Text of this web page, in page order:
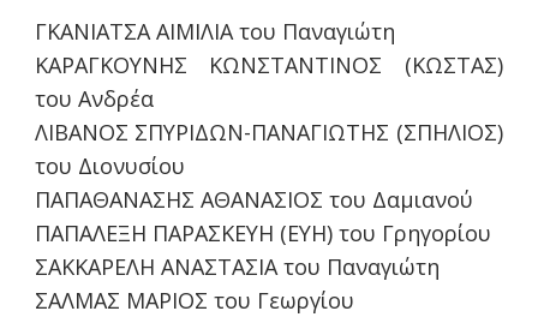
ΓΚΑΝΙΑΤΣΑ ΑΙΜΙΛΙΑ του Παναγιώτη
ΚΑΡΑΓΚΟΥΝΗΣ ΚΩΝΣΤΑΝΤΙΝΟΣ (ΚΩΣΤΑΣ)
του Ανδρέα
ΛΙΒΑΝΟΣ ΣΠΥΡΙΔΩΝ-ΠΑΝΑΓΙΩΤΗΣ (ΣΠΗΛΙΟΣ)
του Διονυσίου
ΠΑΠΑΘΑΝΑΣΗΣ ΑΘΑΝΑΣΙΟΣ του Δαμιανού
ΠΑΠΑΛΕΞΗ ΠΑΡΑΣΚΕΥΗ (ΕΥΗ) του Γρηγορίου
ΣΑΚΚΑΡΕΛΗ ΑΝΑΣΤΑΣΙΑ του Παναγιώτη
ΣΑΛΜΑΣ ΜΑΡΙΟΣ του Γεωργίου